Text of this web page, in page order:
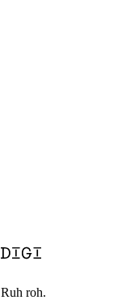
Ruh roh.